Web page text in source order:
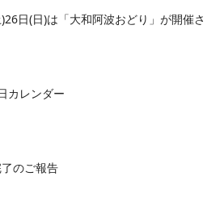
日(日)は「大和阿波おどり」が開催さ
カレンダー
のご報告